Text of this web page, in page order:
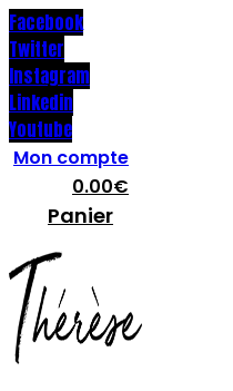
Facebook
Twitter
Instagram
Linkedin
Youtube
Mon compte
0.00€
Panier